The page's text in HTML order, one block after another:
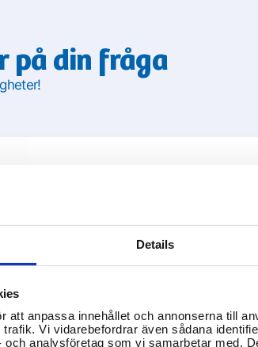
Details
att anpassa innehållet och annonserna till
Vi vidarebefordrar även sådana
analysföretag som vi samarbetar med.
på din fråga
Vad gäller för skogsplantering